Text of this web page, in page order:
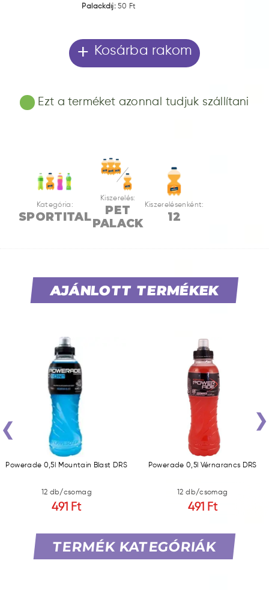
Palackdíj:50 Ft
+ Kosárba rakom
Ezt a terméket azonnal tudjuk szállítani
Kategória:
SPORTITAL
Kiszerelés:
PET
PALACK
Kiszerelésenként:
12
AJÁNLOTT TERMÉKEK
Powerade 0,5l Mountain Blast DRS
12 db/csomag
491 Ft
Powerade 0,5l Vérnarancs DRS
12 db/csomag
491 Ft
‹ ›
TERMÉK KATEGÓRIÁK